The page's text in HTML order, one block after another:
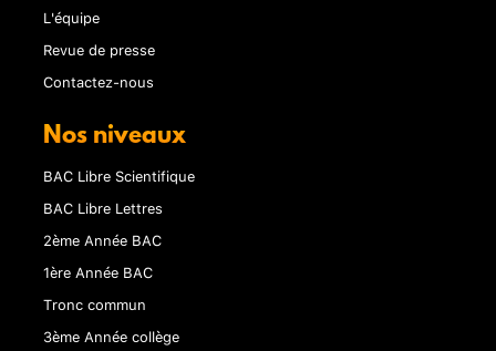
L'équipe
Revue de presse
Contactez-nous
Nos niveaux
BAC Libre Scientifique
BAC Libre Lettres
2ème Année BAC
1ère Année BAC
Tronc commun
3ème Année collège